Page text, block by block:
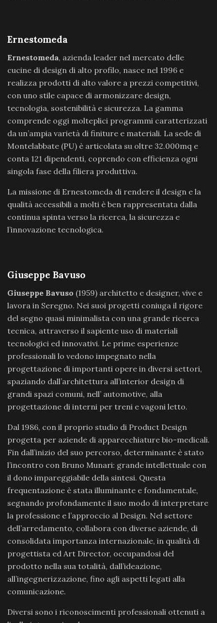
Ernestomeda
Ernestomeda, azienda leader nel mercato delle
cucine di design di alto profilo, nasce nel 1996 e
realizza prodotti di alto valore a prezzi competitivi,
con uno stile capace di armonizzare design,
tecnologia, sostenibilità e sicurezza. La gamma
comprende oggi molteplici programmi caratterizzati
da un’ampia varietà di finiture e materiali. La sede di
Montelabbate (PU) è articolata su oltre 32.000mq e
conta 121 dipendenti, coprendo con efficienza ogni
singola fase della filiera produttiva.
La missione di Ernestomeda di rendere il design e la
qualità accessibili a molti è ben rappresentata dalla
continua spinta verso la ricerca, la sicurezza e
l’innovazione tecnologica.
Giuseppe Bavuso
Giuseppe Bavuso (1959) architetto e designer, vive e
lavora in Seregno. Nei suoi progetti coniuga il rigore
del segno quasi minimalista con una grande ricerca
tecnica, attraverso il sapiente uso di materiali
tecnologici ed innovativi. Le prime esperienze
professionali lo vedono impegnato nella
progettazione di importanti opere in diversi settori,
spaziando dall’architettura all’interior design di
grandi spazi comuni, nell’ automotive, alla
progettazione di interni per treni e vagoni letto.
Dal 1986, con il proprio studio di Product Design
progetta per aziende di apparecchiature bio-medicali.
Fin dall’inizio del suo percorso, determinante è stato
l’incontro con Bruno Munari: grande intellettuale con
il dono impareggiabile della sintesi. Questa
frequentazione è stata illuminante e fondamentale,
segnando profondamente il suo modo di interpretare
la professione e l’approccio al Design. Nel settore
dell’arredamento, collabora con diverse aziende, di
consolidata importanza internazionale, in qualità di
progettista ed Art Director, occupandosi del
prodotto nella sua totalità, dall’ideazione,
all’ingegnerizzazione, fino agli aspetti legati alla
comunicazione.
Diversi sono i riconoscimenti professionali ottenuti a